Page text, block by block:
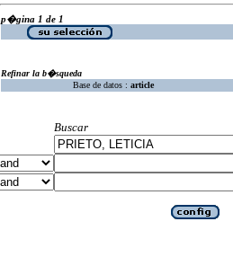
p�gina 1 de 1
Refinar la b�squeda
Base de datos : article
Buscar